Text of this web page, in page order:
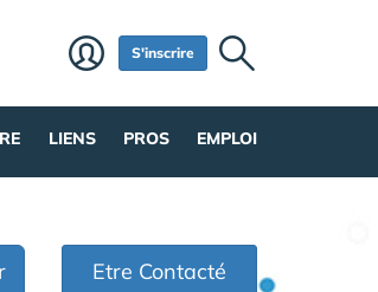
S'inscrire
LIENS PROS EMPLOI
Etre Contacté